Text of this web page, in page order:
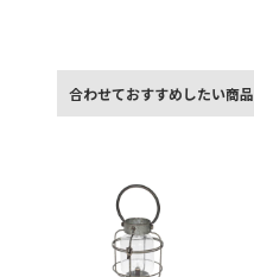
合わせておすすめしたい商品